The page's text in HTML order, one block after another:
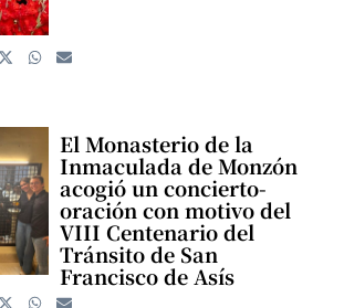
El Monasterio de la
Inmaculada de Monzón
acogió un concierto-
oración con motivo del
VIII Centenario del
Tránsito de San
Francisco de Asís